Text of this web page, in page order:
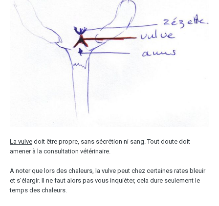
La vulve doit être propre, sans sécrétion ni sang. Tout doute doit
amener à la consultation vétérinaire.
A noter que lors des chaleurs, la vulve peut chez certaines rates bleuir
et s’élargir. Il ne faut alors pas vous inquiéter, cela dure seulement le
temps des chaleurs.